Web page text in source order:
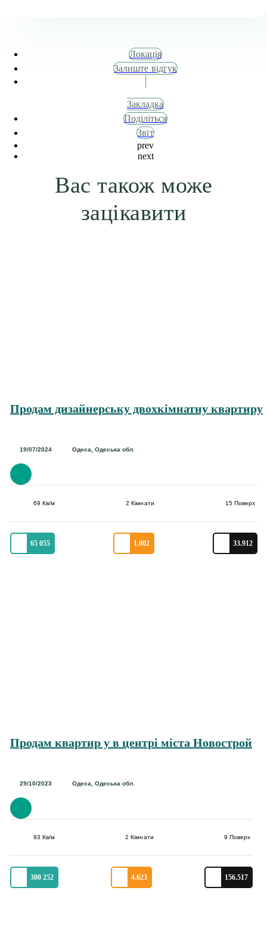
Локація
Залиште відгук
Закладка
Поділіться
Звіт
prev
next
Вас також може
зацікавити
19/07/2024 Одеса, Одеська обл.
Продам дизайнерську двохкімнатну квартиру
69 Кв/м 2 Кімнати 15 Поверх
65 055 1.002 33.912
29/10/2023 Одеса, Одеська обл.
Продам квартир у в центрі міста Новострой
93 Кв/м 2 Кімнати 9 Поверх
300 252 4.623 156.517